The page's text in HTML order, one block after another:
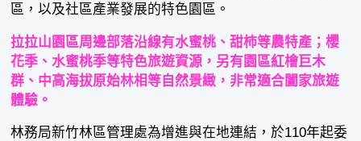
區，以及社區產業發展的特色園區。
拉拉山園區周邊部落沿線有水蜜桃、甜柿等農特產；櫻
花季、水蜜桃季等特色旅遊資源，另有園區紅檜巨木
群、中高海拔原始林相等自然景緻，非常適合闔家旅遊
體驗。
林務局新竹林區管理處為增進與在地連結，於110年起委